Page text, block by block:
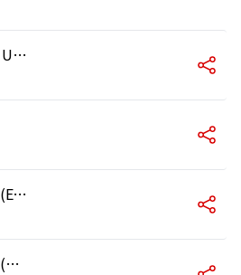
Um Barulho, Um Sumiço
Down to Rio (Extended Mix)
Down to Rio (Radio Mix)